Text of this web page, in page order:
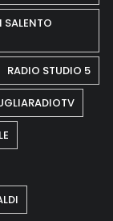
RADIO STUDIO 5